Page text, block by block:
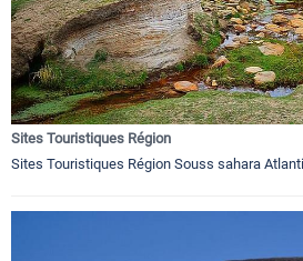
Sites Touristiques Région
Sites Touristiques Région Souss sahara